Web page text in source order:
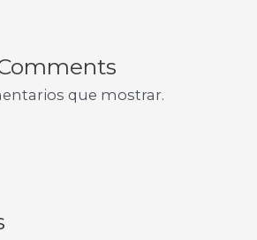
que mostrar.